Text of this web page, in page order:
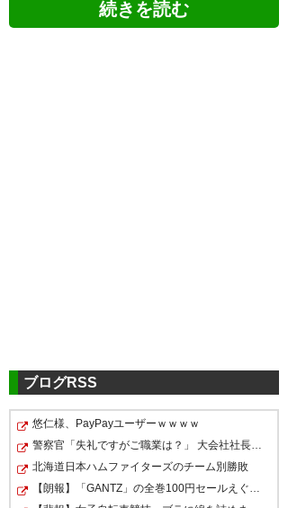
小池〜😭世界編楽しみにしてま
す！！
レノファから世界へ！！ どんど
んステップアップしていく龍
太。山口でプロデビューしてく
すごいなレノファ山口公式さん
まで小池選手の海外移籍アナウ
ンスしてる。
ブログRSS
悠仁様、PayPayユーザーｗｗｗｗ
北海道日本ハムファイターズのチーム別勝敗